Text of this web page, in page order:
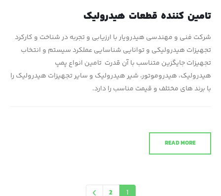
تامین کننده قطعات هیدرولیک
شرکت فنی و مهندسی هیدرویار با ارزیابی و تجربه در شناخت و کارکرد
تجهیزات هیدرولیکی و توانایی شناسایی عملکرد سیستم و انتخاب
تجهیزات جایگزین متناسب با آن قدرت تامین انواع پمپ
هیدرولیک، هیدروموتور، شیر هیدرولیک و سایر تجهیزات هیدرولیک را
با برند های مختلف و قیمت مناسب را دارد.
READ MORE
1
2